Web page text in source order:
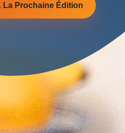
La Prochaine Édition